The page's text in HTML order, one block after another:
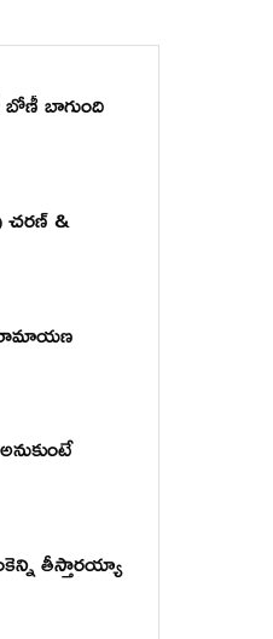
బోణీ బాగుంది
చరణ్ &
రామాయణ
తీస్తారయ్యా